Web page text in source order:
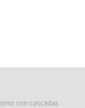
con cascadas